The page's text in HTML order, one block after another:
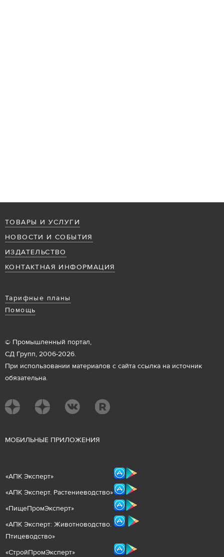
ТОВАРЫ И УСЛУГИ
НОВОСТИ И СОБЫТИЯ
ИЗДАТЕЛЬСТВО
КОНТАКТНАЯ ИНФОРМАЦИЯ
Тарифные планы
Помощь
© Промышленный портал,
СД Групп, 2006-2026.
При использовании материалов с сайта ссылка на источник
обязательна.
МОБИЛЬНЫЕ ПРИЛОЖЕНИЯ
«АПК Эксперт»
«АПК Эксперт. Растениеводство»
«ПищеПромЭксперт»
«АПК Эксперт: Животноводство.
Птицеводство»
«СтройПромЭксперт»